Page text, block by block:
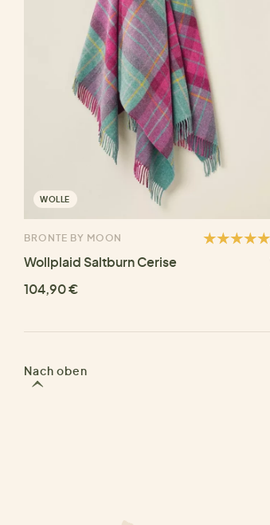
WOLLE
BRONTE BY MOON
Wollplaid Saltburn Cerise
104,90 €
Nach oben